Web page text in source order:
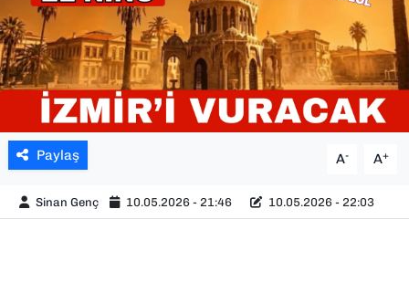
Paylaş A- A+
Sinan Genç 10.05.2026 - 21:46 10.05.2026 - 22:03